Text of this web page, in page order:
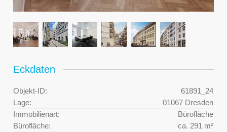
Eckdaten
Objekt-ID:
61891_24
Lage:
01067 Dresden
Immobilienart:
Bürofläche
Bürofläche:
ca. 291 m²